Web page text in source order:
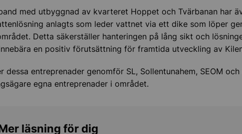
med utbyggnad av kvarteret Hoppet och Tvärbanan har
anlagts som leder vattnet via ett dike som löper
Detta säkerställer hanteringen på lång sikt och
en positiv förutsättning för framtida utveckling av
dessa entreprenader genomför SL, Sollentunahem, SEOM
egna entreprenader i området.
läsning för dig